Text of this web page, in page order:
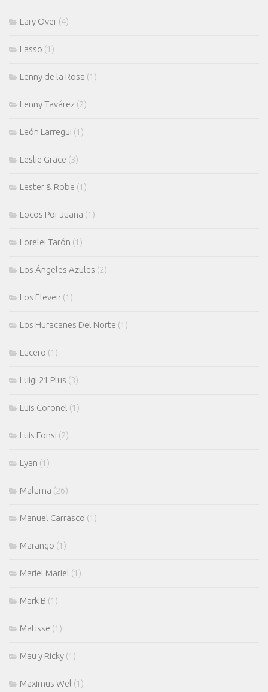
Lary Over (4)
Lasso (1)
Lenny de la Rosa (1)
Lenny Tavárez (2)
León Larregui (1)
Leslie Grace (3)
Lester & Robe (1)
Locos Por Juana (1)
Lorelei Tarón (1)
Los Ángeles Azules (2)
Los Eleven (1)
Los Huracanes Del Norte (1)
Lucero (1)
Luigi 21 Plus (3)
Luis Coronel (1)
Luis Fonsi (2)
Lyan (1)
Maluma (26)
Manuel Carrasco (1)
Marango (1)
Mariel Mariel (1)
Mark B (1)
Matisse (1)
Mau y Ricky (1)
Maximus Wel (1)